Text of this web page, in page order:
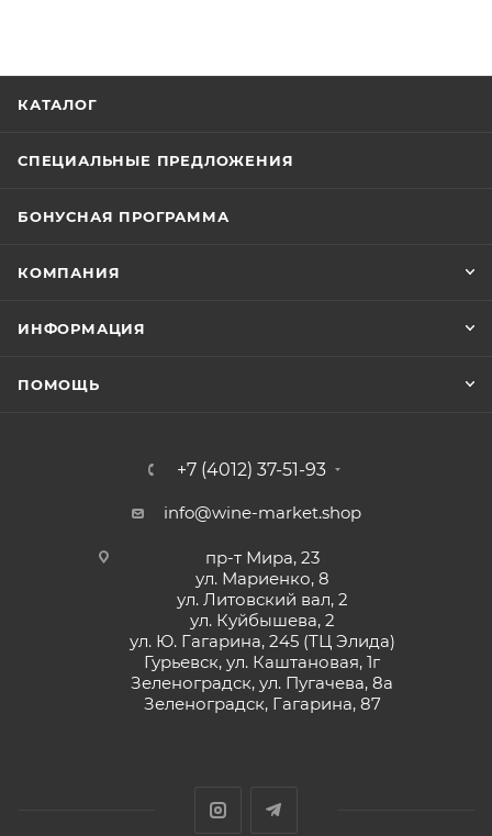
КАТАЛОГ
СПЕЦИАЛЬНЫЕ ПРЕДЛОЖЕНИЯ
БОНУСНАЯ ПРОГРАММА
КОМПАНИЯ
ИНФОРМАЦИЯ
ПОМОЩЬ
+7 (4012) 37-51-93
info@wine-market.shop
пр-т Мира, 23
ул. Мариенко, 8
ул. Литовский вал, 2
ул. Куйбышева, 2
ул. Ю. Гагарина, 245 (ТЦ Элида)
Гурьевск, ул. Каштановая, 1г
Зеленоградск, ул. Пугачева, 8а
Зеленоградск, Гагарина, 87